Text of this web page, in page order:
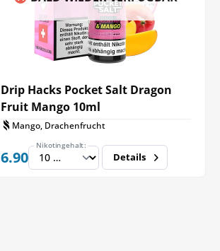
Drip Hacks Pocket Salt Dragon
Fruit Mango 10ml
Mango, Drachenfrucht
6.90
Nikotingehalt:
Details